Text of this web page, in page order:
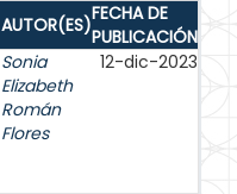
AUTOR(ES)FECHA DE
PUBLICACIÓN
Sonia
Elizabeth
Román
Flores
12-dic-2023